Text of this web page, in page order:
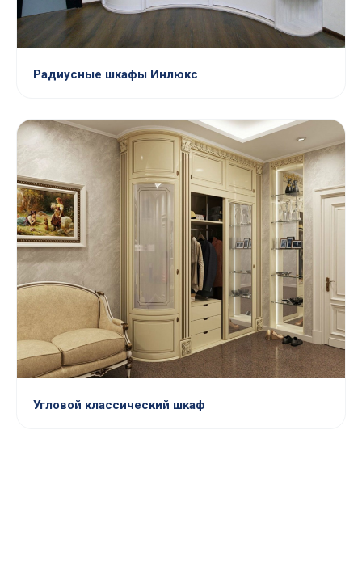
Радиусные шкафы Инлюкс
Угловой классический шкаф